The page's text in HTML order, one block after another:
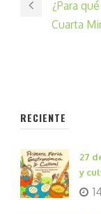
¿Para
Cuarta
RECIENTE
27
y